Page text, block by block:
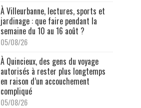
À Villeurbanne, lectures, sports et
jardinage : que faire pendant la
semaine du 10 au 16 août ?
05/08/26
À Quincieux, des gens du voyage
autorisés à rester plus longtemps
en raison d’un accouchement
compliqué
05/08/26